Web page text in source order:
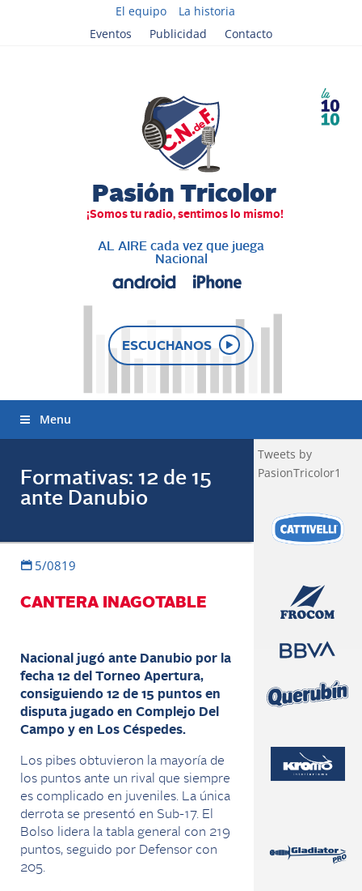
El equipo
La historia
Eventos
Publicidad Contacto
AL AIRE cada vez que juega
Nacional
ESCUCHANOS
Menu
Formativas: 12 de 15
ante Danubio
5/0819
CANTERA INAGOTABLE
Nacional jugó ante Danubio por la
fecha 12 del Torneo Apertura,
consiguiendo 12 de 15 puntos en
disputa jugado en Complejo Del
Campo y en Los Céspedes.
Los pibes obtuvieron la mayoría de
los puntos ante un rival que siempre
es complicado en juveniles. La única
derrota se presentó en Sub-17. El
Bolso lidera la tabla general con 219
puntos, seguido por Defensor con
205.
Tweets by
PasionTricolor1